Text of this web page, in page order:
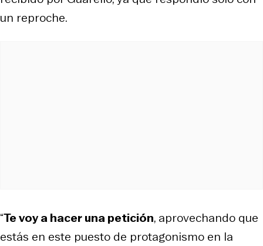
un reproche.
“Te voy a hacer una petición, aprovechando que
estás en este puesto de protagonismo en la